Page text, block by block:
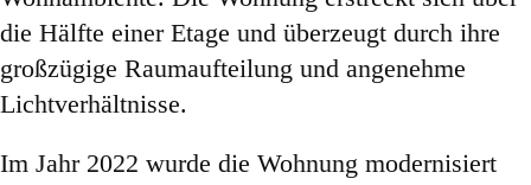
die Hälfte einer Etage und überzeugt durch ihre
großzügige Raumaufteilung und angenehme
Lichtverhältnisse.
Im Jahr 2022 wurde die Wohnung modernisiert